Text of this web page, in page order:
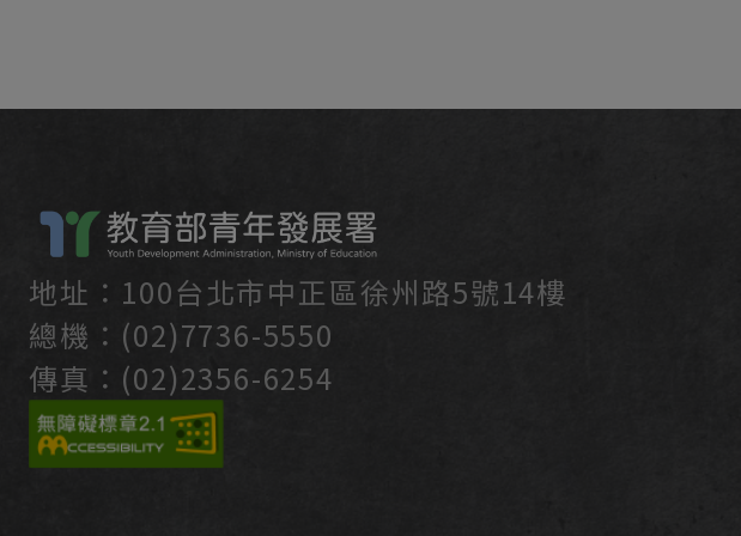
地址：100台北市中正區徐州路5號14樓
總機：(02)7736-5550
傳真：(02)2356-6254